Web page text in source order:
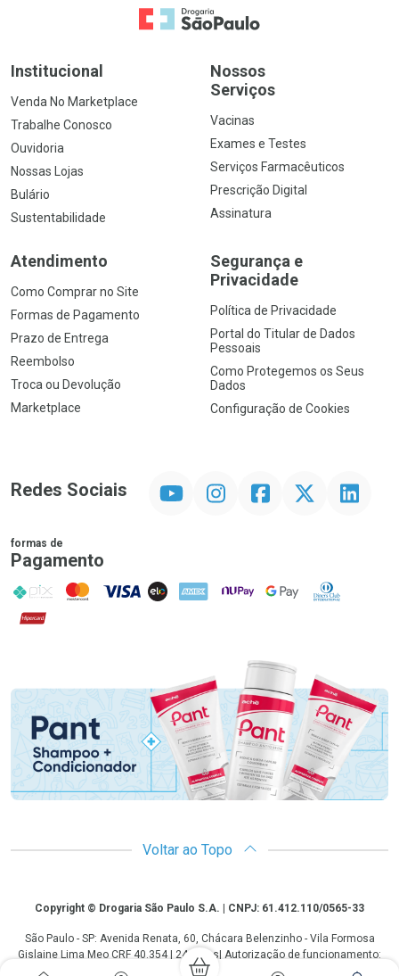
Ir para a Home
Institucional
Venda No Marketplace
Trabalhe Conosco
Ouvidoria
Nossas Lojas
Bulário
Sustentabilidade
Nossos
Serviços
Vacinas
Exames e Testes
Serviços Farmacêuticos
Prescrição Digital
Assinatura
Atendimento
Como Comprar no Site
Formas de Pagamento
Prazo de Entrega
Reembolso
Troca ou Devolução
Marketplace
Segurança e
Privacidade
Política de Privacidade
Portal do Titular de Dados
Pessoais
Como Protegemos os Seus
Dados
Configuração de Cookies
Redes Sociais InstagramFacebookTwitter Linkedin
formas de
Pagamento
PIX MasterCard
VISA ELO AMEX NuPay Google PayDiners Club
Hipercard
Voltar ao Topo
CopyrightCopyright © Drogaria São Paulo S.A. | CNPJ: 61.412.110/0565-33
São Paulo - SP: Avenida Renata, 60, Chácara Belenzinho - Vila Formosa
Gislaine Lima Meo CRF 40.354 | 24 horas| Autorização de funcionamento:
Processo: 2531.559767/2014-90 Autorização/MS: 7.31847.3 | As